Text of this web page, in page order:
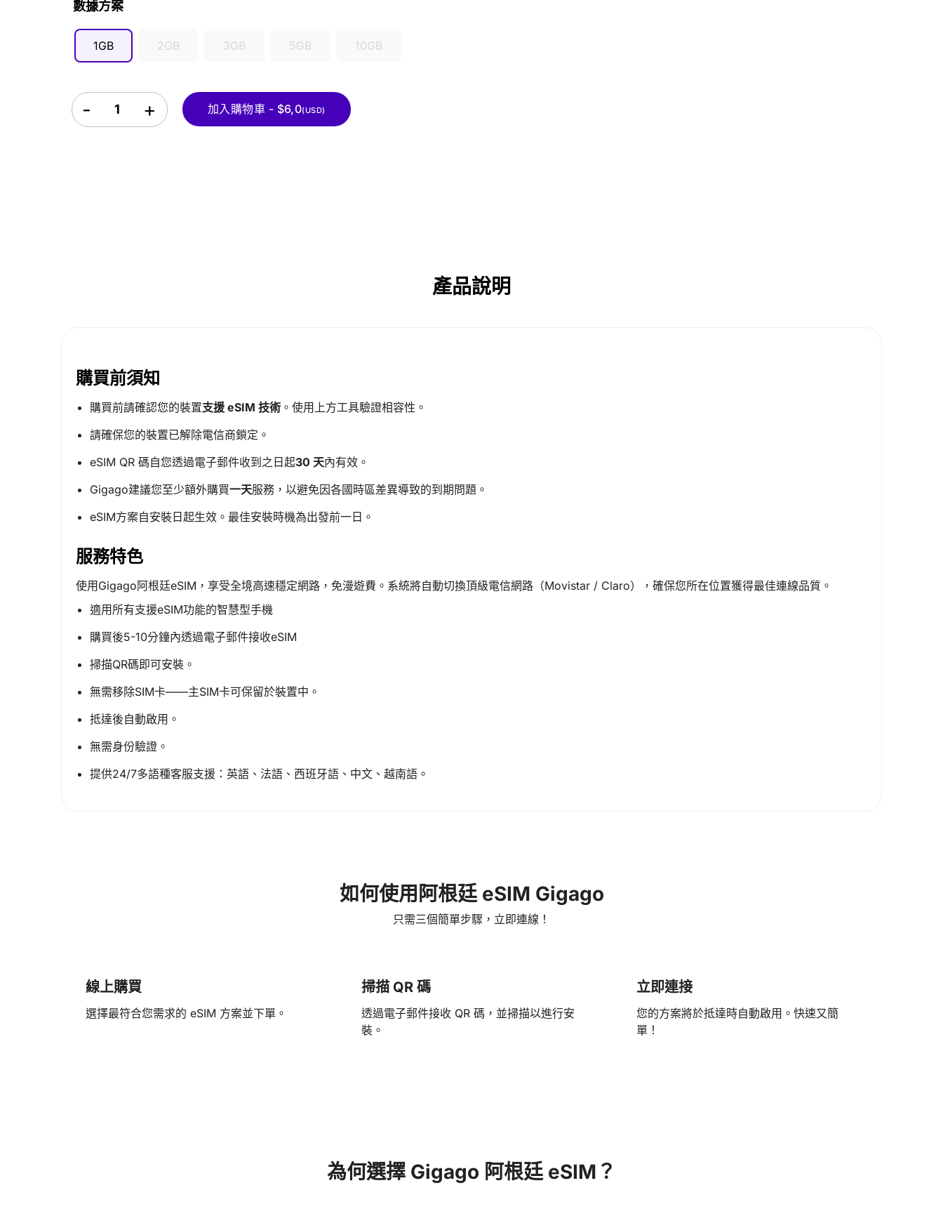
數據方案
1GB 2GB 3GB 5GB 10GB
阿根廷 eSIM quantity
加入購物車 - $6,0(USD)
產品說明
購買前須知
購買前請確認您的裝置支援 eSIM 技術 。使用上方工具驗證相容性。
請確保您的裝置已解除電信商鎖定。
eSIM QR 碼自您透過電子郵件收到之日起30 天內有效。
Gigago建議您至少額外購買一天服務，以避免因各國時區差異導致的到期問題。
eSIM方案自安裝日起生效。最佳安裝時機為出發前一日。
服務特色
使用Gigago阿根廷eSIM，享受全境高速穩定網路，免漫遊費。系統將自動切換頂級電信網路（Movistar / Claro），確保您所在位置獲得最佳連線品質。
適用所有支援eSIM功能的智慧型手機
購買後5-10分鐘內透過電子郵件接收eSIM
掃描QR碼即可安裝。
無需移除SIM卡——主SIM卡可保留於裝置中。
抵達後自動啟用。
無需身份驗證。
提供24/7多語種客服支援：英語、法語、西班牙語、中文、越南語。
如何使用阿根廷 eSIM Gigago
只需三個簡單步驟，立即連線！
線上購買
選擇最符合您需求的 eSIM 方案並下單。
掃描 QR 碼
透過電子郵件接收 QR 碼，並掃描以進行安
裝。
立即連接
您的方案將於抵達時自動啟用。快速又簡
單！
為何選擇 Gigago 阿根廷 eSIM？